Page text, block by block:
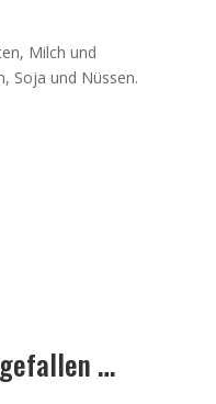
Milch und
Soja und Nüssen.
…